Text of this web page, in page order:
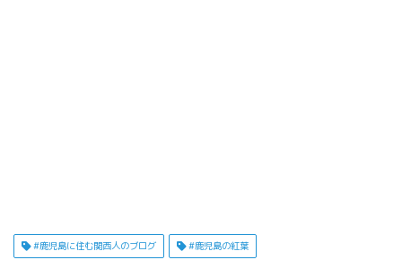
#鹿児島に住む関西人のブログ #鹿児島の紅葉